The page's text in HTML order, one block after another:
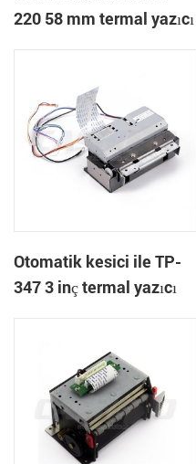
220 58 mm termal yazıcı
Otomatik kesici ile TP-
347 3 inç termal yazıcı